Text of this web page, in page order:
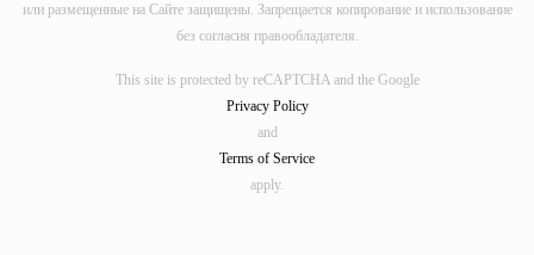
или размещенные на Сайте защищены. Запрещается копирование и использование
без согласия правообладателя.
This site is protected by reCAPTCHA and the Google
Privacy Policy
and
Terms of Service
apply.